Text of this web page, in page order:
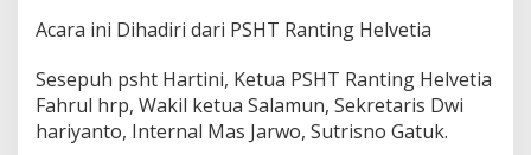
m
S
e
s
a
Acara ini Dihadiri dari PSHT Ranting Helvetia
Sesepuh psht Hartini, Ketua PSHT Ranting Helvetia
Fahrul hrp, Wakil ketua Salamun, Sekretaris Dwi
hariyanto, Internal Mas Jarwo, Sutrisno Gatuk.